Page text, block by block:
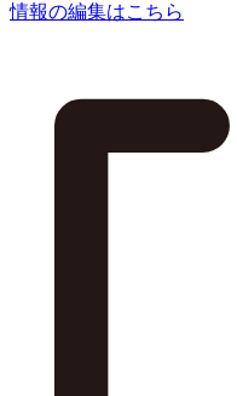
情報の編集はこちら